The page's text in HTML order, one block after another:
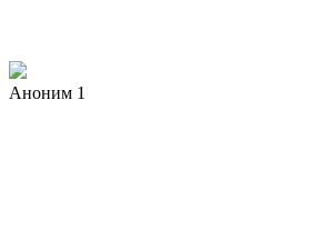
Аноним 1